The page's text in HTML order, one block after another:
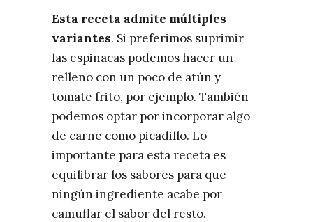
Esta receta admite múltiples
variantes. Si preferimos suprimir
las espinacas podemos hacer un
relleno con un poco de atún y
tomate frito, por ejemplo. También
podemos optar por incorporar algo
de carne como picadillo. Lo
importante para esta receta es
equilibrar los sabores para que
ningún ingrediente acabe por
camuflar el sabor del resto.